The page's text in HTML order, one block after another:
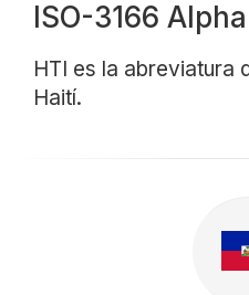
ISO-3166
HTI es la abreviatura
Haití.